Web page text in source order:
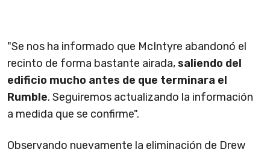
"Se nos ha informado que McIntyre abandonó el
recinto de forma bastante airada,saliendo del
edificio mucho antes de que terminara el
Rumble. Seguiremos actualizando la información
a medida que se confirme".
Observando nuevamente la eliminación de Drew